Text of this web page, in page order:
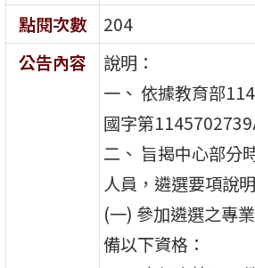
點閱次數
204
公告內容
說明：
一、 依據教育部
國字第
二、 旨揭中心部分
人員，遴選要項說
(一) 參加遴選之專
備以下資格：